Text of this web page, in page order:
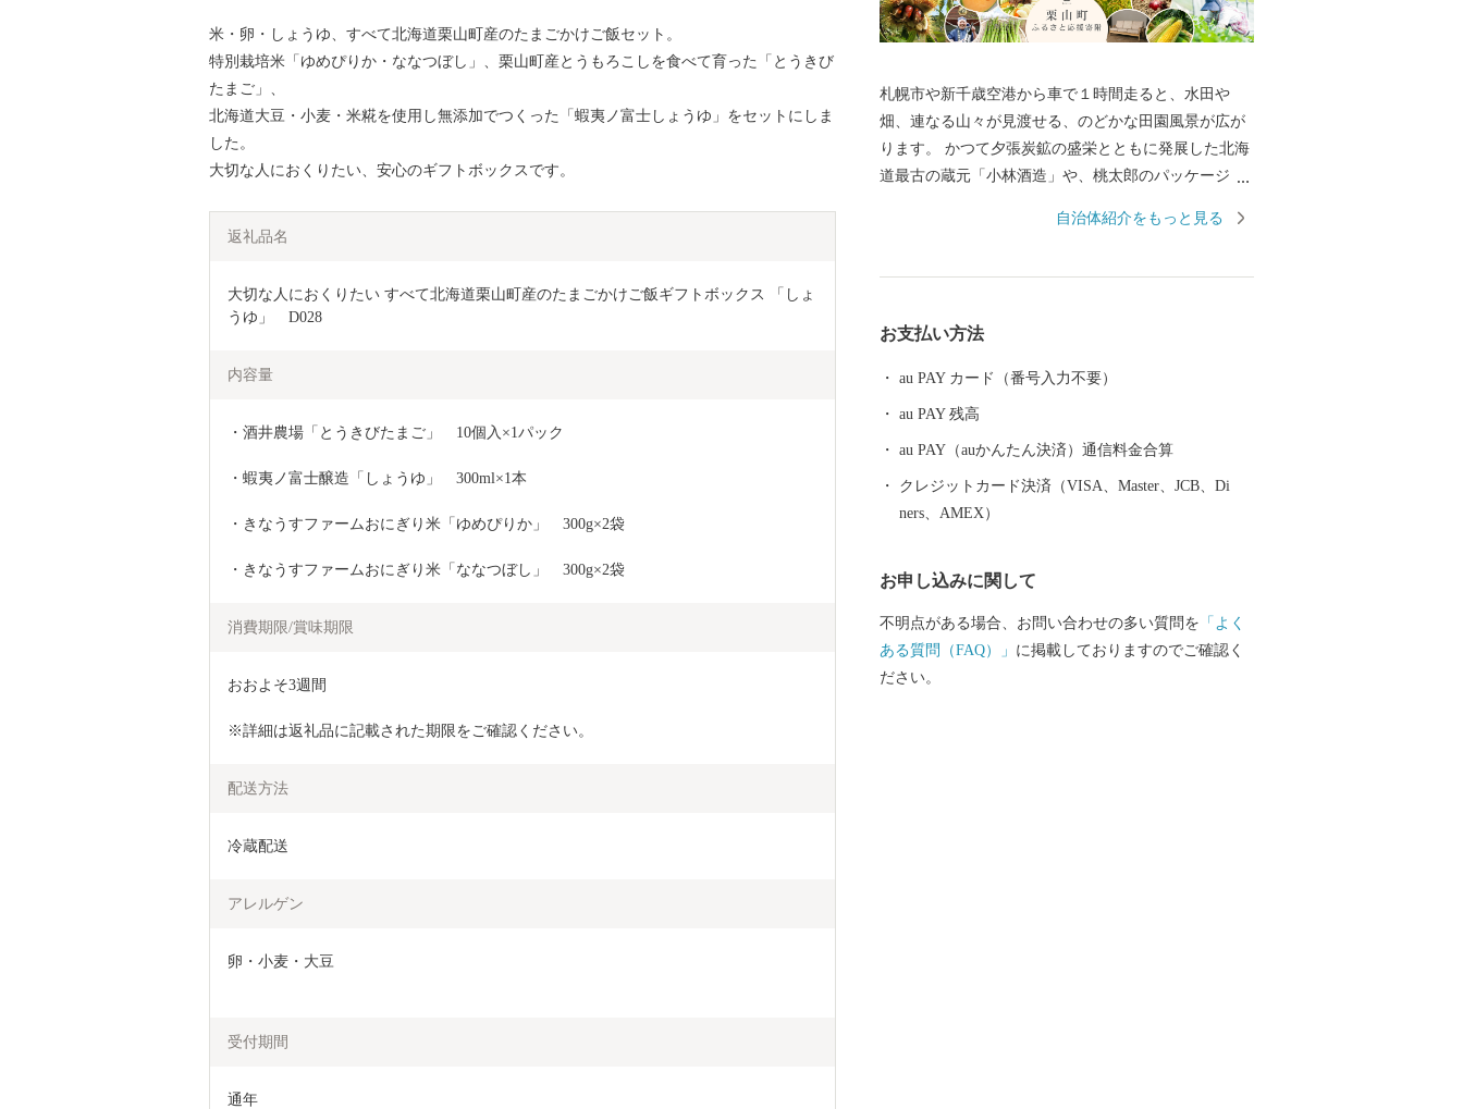
米・卵・しょうゆ、すべて北海道栗山町産のたまごかけご飯セット。
特別栽培米「ゆめぴりか・ななつぼし」、栗山町産とうもろこしを食べて育った「とうきび
たまご」、
北海道大豆・小麦・米糀を使用し無添加でつくった「蝦夷ノ富士しょうゆ」をセットにしま
した。
大切な人におくりたい、安心のギフトボックスです。
返礼品名
大切な人におくりたい すべて北海道栗山町産のたまごかけご飯ギフトボックス 「しょ
うゆ」　D028
内容量
・酒井農場「とうきびたまご」　10個入×1パック
・蝦夷ノ富士醸造「しょうゆ」　300ml×1本
・きなうすファームおにぎり米「ゆめぴりか」　300g×2袋
・きなうすファームおにぎり米「ななつぼし」　300g×2袋
消費期限/賞味期限
おおよそ3週間
※詳細は返礼品に記載された期限をご確認ください。
配送方法
冷蔵配送
アレルゲン
卵・小麦・大豆
受付期間
通年
札幌市や新千歳空港から車で１時間走ると、水田や
畑、連なる山々が見渡せる、のどかな田園風景が広が
ります。 かつて夕張炭鉱の盛栄とともに発展した北海
道最古の蔵元「小林酒造」や、桃太郎のパッケージと
など、道産子なら誰もが一度は目にしたことがある商
整備された広大な芝生に、子どもたちを安心して遊ば
せられる遊具や、無料で利用できる「なかよし動物
しめるおすすめスポットです。 ふるさと栗山町をいつ
までも活気あふれるまちにするため、ふるさと納税を
通じてまちの魅力を全国に発信し、一人でも多くの
自治体紹介をもっと見る
お支払い方法
au PAY カード（番号入力不要）
au PAY 残高
au PAY（auかんたん決済）通信料金合算
クレジットカード決済（VISA、Master、JCB、Di
ners、AMEX）
お申し込みに関して
不明点がある場合、お問い合わせの多い質問を 「よく
ある質問（FAQ）」 に掲載しておりますのでご確認く
ださい。